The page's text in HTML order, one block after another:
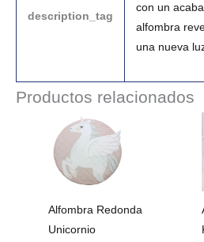
description_tag
con un
alfombra
una nueva
Productos relacionados
Alfombra Redonda
Unicornio